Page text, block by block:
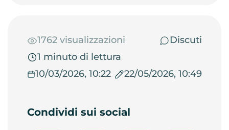
1762 visualizzazioni
Discuti
1 minuto di lettura
10/03/2026, 10:22
22/05/2026, 10:49
Condividi sui social